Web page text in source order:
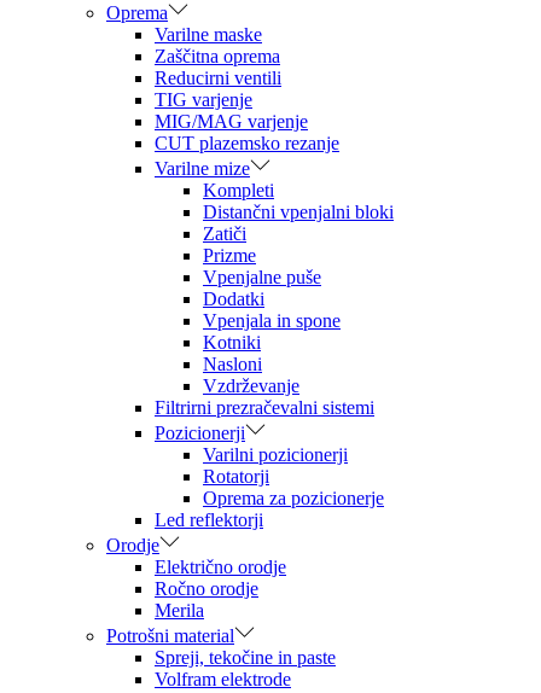
Oprema
Varilne maske
Zaščitna oprema
Reducirni ventili
TIG varjenje
MIG/MAG varjenje
CUT plazemsko rezanje
Varilne mize
Kompleti
Distančni vpenjalni bloki
Zatiči
Prizme
Vpenjalne puše
Dodatki
Vpenjala in spone
Kotniki
Nasloni
Vzdrževanje
Filtrirni prezračevalni sistemi
Pozicionerji
Varilni pozicionerji
Rotatorji
Oprema za pozicionerje
Led reflektorji
Orodje
Električno orodje
Ročno orodje
Merila
Potrošni material
Spreji, tekočine in paste
Volfram elektrode